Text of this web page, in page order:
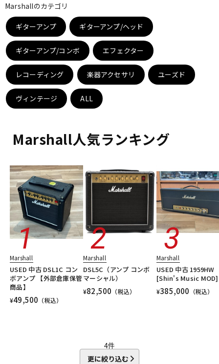
ドラム パーカッション
キーボード 電子ピアノ
管楽器
アンプ エフェクター
DJ機器
DTM オンライン納品 レコーディング機器
配信/ライブ機器 楽器アクセサリ
中古 ヴィンテージ
Marshallのカテゴリ
ギターアンプ ギターアンプ/ヘッド
ギターアンプ/コンボ エフェクター
レコーディング 楽器アクセサリ ユーズド
ヴィンテージ ALL
Marshall人気ランキング
Marshall
USED 中古 DSL1C コン
ボアンプ 【外部倉庫保管
商品】
¥49,500 （税込）
Marshall
DSL5C（アンプ コンボ
マーシャル）
¥82,500 （税込）
Marshall
USED 中古 1959HW
[Shin's Music MOD]
¥385,000 （税込）
4件
更に絞り込む